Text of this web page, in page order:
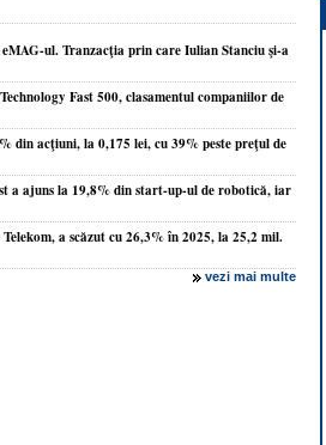
ul. Tranzacţia prin care Iulian Stanciu şi-a
Fast 500, clasamentul companiilor de
din acţiuni, la 0,175 lei, cu 39% peste preţul de
a ajuns la 19,8% din start-up-ul de robotică, iar
a scăzut cu 26,3% în 2025, la 25,2 mil.
vezi mai multe